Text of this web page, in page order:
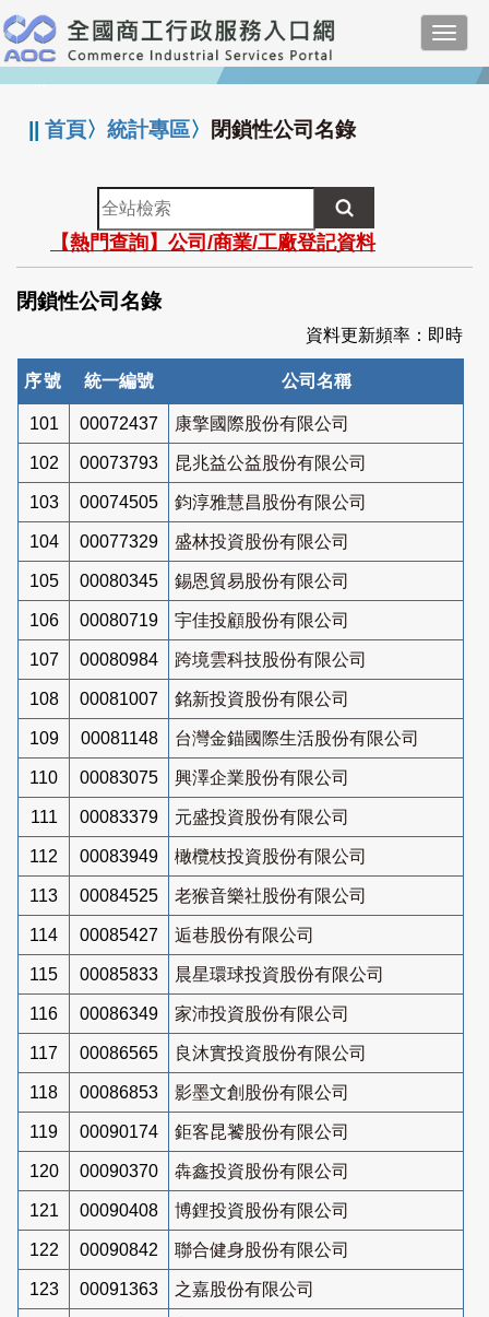
跳
到
主
要
:::
||首頁〉統計專區〉 閉鎖性公司名錄
全
站
檢
索
【熱門查詢】公司/商業/工廠登記資料
閉鎖性公司名錄
資料更新頻率：即時
序號 統一編號 公司名稱
101 00072437 康擎國際股份有限公司
102 00073793 昆兆益公益股份有限公司
103 00074505 鈞淳雅慧昌股份有限公司
104 00077329 盛林投資股份有限公司
105 00080345 錫恩貿易股份有限公司
106 00080719 宇佳投顧股份有限公司
107 00080984 跨境雲科技股份有限公司
108 00081007 銘新投資股份有限公司
109 00081148 台灣金錨國際生活股份有限公司
110 00083075 興澤企業股份有限公司
111 00083379 元盛投資股份有限公司
112 00083949 橄欖枝投資股份有限公司
113 00084525 老猴音樂社股份有限公司
114 00085427 逅巷股份有限公司
115 00085833 晨星環球投資股份有限公司
116 00086349 家沛投資股份有限公司
117 00086565 良沐實投資股份有限公司
118 00086853 影墨文創股份有限公司
119 00090174 鉅客昆饕股份有限公司
120 00090370 犇鑫投資股份有限公司
121 00090408 博鋰投資股份有限公司
122 00090842 聯合健身股份有限公司
123 00091363 之嘉股份有限公司